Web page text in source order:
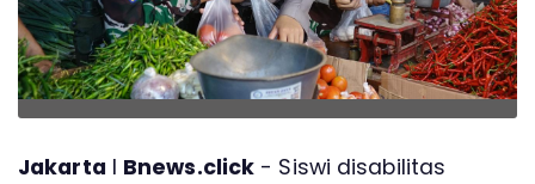
Jakarta l Bnews.click - Siswi disabilitas